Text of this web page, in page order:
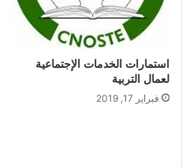
استمارات الخدمات الإجتماعية
لعمال التربية
فبراير 17, 2019